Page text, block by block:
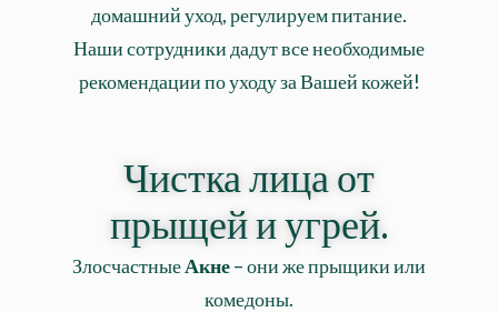
домашний уход, регулируем питание.
Наши сотрудники дадут всенеобходимые
рекомендации по уходу за Вашей кожей!
Чистка лица от
прыщей и угрей.
ЗлосчастныеАкне– они же прыщики или
комедоны.